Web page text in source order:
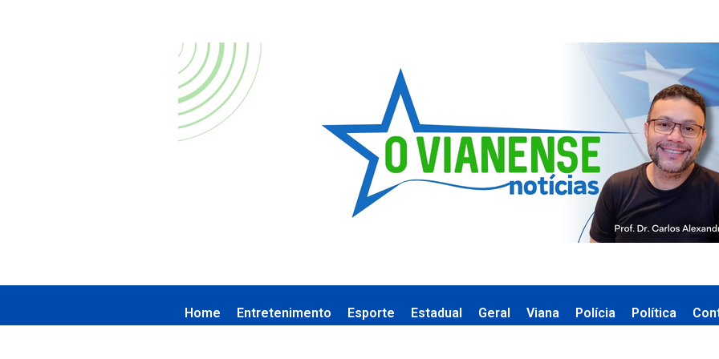
Home Entretenimento Esporte Estadual Geral Viana Polícia Política